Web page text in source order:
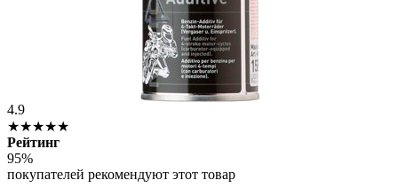
4.9
★★★★★
Рейтинг
95%
покупателей рекомендуют этот товар